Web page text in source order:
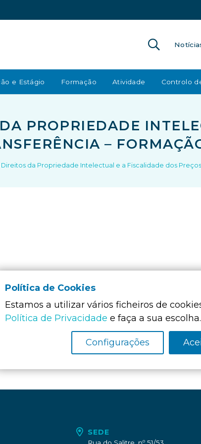
e Estágio Formação Atividade Controlo
PROPRIEDADE
–
Direitos da Propriedade Intelectual e a Fiscalidade dos
SEDE
Política de Cookies
Estamos a utilizar vários ficheiros de
Política de Privacidade e faça a sua escolha.
Configurações